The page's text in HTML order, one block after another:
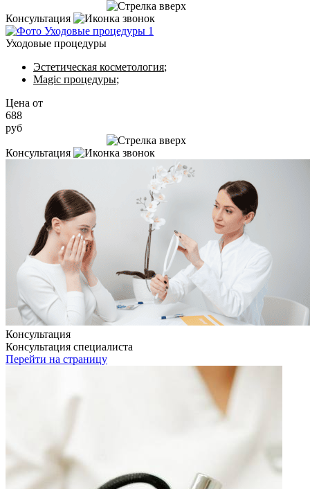
Консультация
Уходовые процедуры
Эстетическая косметология;
Magic процедуры;
Цена от
688
руб
Консультация
Консультация
Консультация специалиста
Перейти на страницу